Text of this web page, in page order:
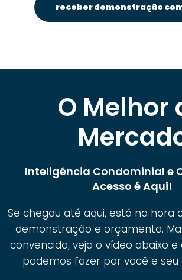
receber demonstração
O Melhor
Inteligência Condominial e
Acesso é Aqui!
Se chegou até aqui, está na hora
demonstração e orçamento.
convencido, veja o vídeo abaixo
podemos fazer por você e seu